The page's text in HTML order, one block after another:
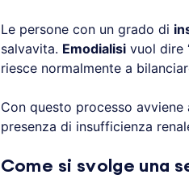
Le persone con un grado di
salvavita. Emodialisivuol dire
riesce normalmente a
Con questo processo avviene
presenza di insufficienza
Come si svolge una